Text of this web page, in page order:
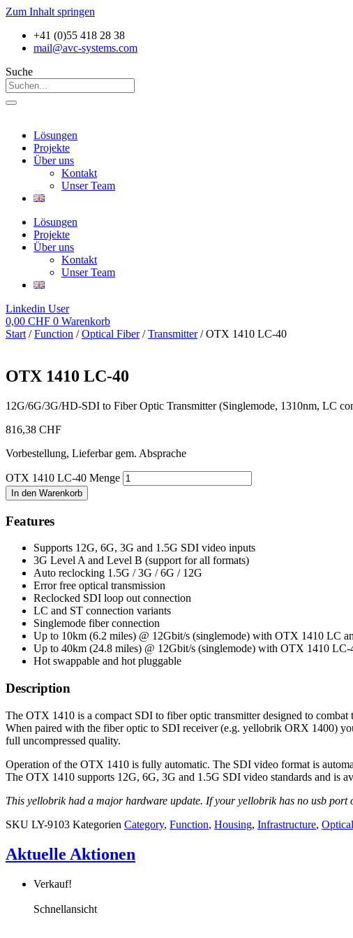
Zum Inhalt springen
+41 (0)55 418 28 38
mail@avc-systems.com
Suche
Lösungen
Projekte
Über uns
Kontakt
Unser Team
Lösungen
Projekte
Über uns
Kontakt
Unser Team
Linkedin User
0,00 CHF 0 Warenkorb
Start /Function /Optical Fiber/Transmitter/ OTX 1410 LC-40
OTX 1410 LC-40
12G/6G/3G/HD-SDI to Fiber Optic Transmitter (Singlemode, 1310nm, LC
816,38 CHF
Vorbestellung, Lieferbar gem. Absprache
OTX 1410 LC-40 Menge
In den Warenkorb
Features
Supports 12G, 6G, 3G and 1.5G SDI video inputs
3G Level A and Level B (support for all formats)
Auto reclocking 1.5G / 3G / 6G / 12G
Error free optical transmission
Reclocked SDI loop out connection
LC and ST connection variants
Singlemode fiber connection
Up to 10km (6.2 miles) @ 12Gbit/s (singlemode) with OTX 1410 LC
Up to 40km (24.8 miles) @ 12Gbit/s (singlemode) with OTX 1410 LC-
Hot swappable and hot pluggable
Description
The OTX 1410 is a compact SDI to fiber optic transmitter designed to
When paired with the fiber optic to SDI receiver (e.g. yellobrik ORX 1400)
full uncompressed quality.
Operation of the OTX 1410 is fully automatic. The SDI video format is
The OTX 1410 supports 12G, 6G, 3G and 1.5G SDI video standards and is
This yellobrik had a major hardware update. If your yellobrik has no usb port
SKU LY-9103 Kategorien Category, Function, Housing, Infrastructure,
Aktuelle Aktionen
Verkauf!
Schnellansicht